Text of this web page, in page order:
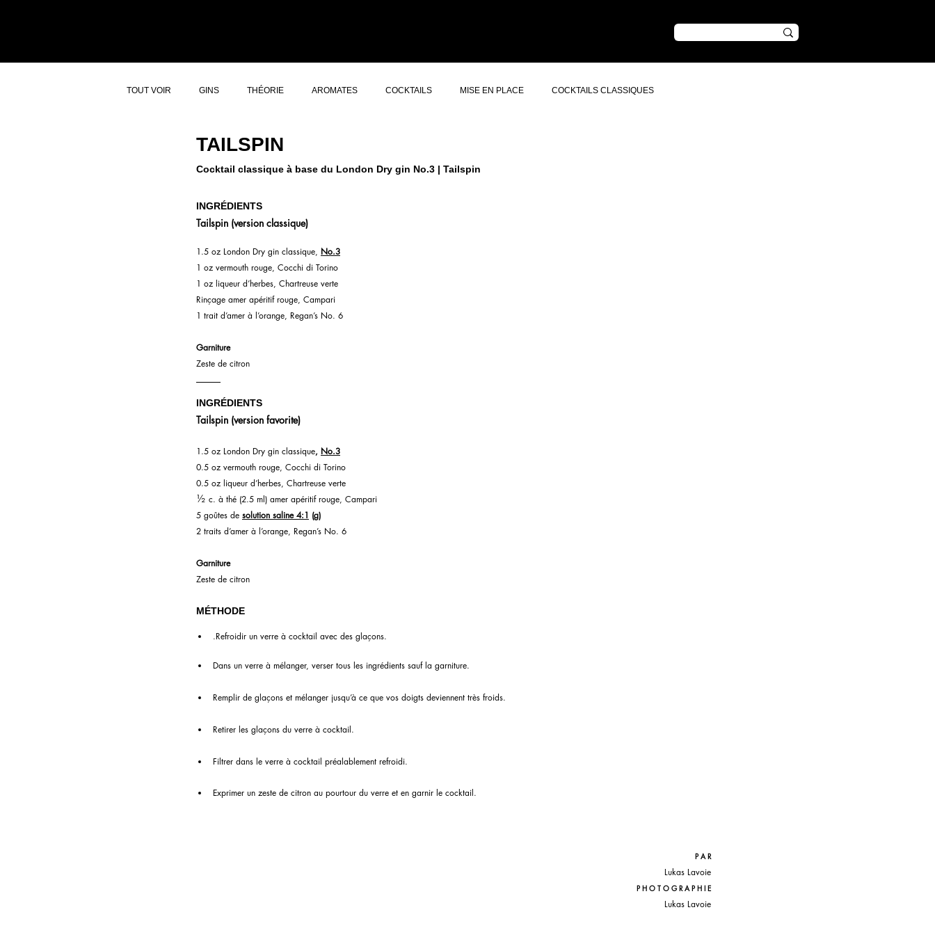
TOUT VOIR GINS THÉORIE AROMATES COCKTAILS MISE EN PLACE COCKTAILS CLASSIQUES
TAILSPIN
Cocktail classique à base du London Dry gin No.3 | Tailspin
INGRÉDIENTS
Tailspin (version classique)
1.5 oz London Dry gin classique, No.3
1 oz vermouth rouge, Cocchi di Torino
1 oz liqueur d’herbes, Chartreuse verte
Rinçage amer apéritif rouge, Campari
1 trait d’amer à l’orange, Regan’s No. 6
Garniture
Zeste de citron
INGRÉDIENTS
Tailspin (version favorite)
1.5 oz London Dry gin classique, No.3
0.5 oz vermouth rouge, Cocchi di Torino
0.5 oz liqueur d’herbes, Chartreuse verte
½ c. à thé (2.5 ml) amer apéritif rouge, Campari
5 goûtes de solution saline 4:1 (g)
2 traits d’amer à l’orange, Regan’s No. 6
Garniture
Zeste de citron
MÉTHODE
.Refroidir un verre à cocktail avec des glaçons.
Dans un verre à mélanger, verser tous les ingrédients sauf la garniture.
Remplir de glaçons et mélanger jusqu’à ce que vos doigts deviennent très froids.
Retirer les glaçons du verre à cocktail.
Filtrer dans le verre à cocktail préalablement refroidi.
Exprimer un zeste de citron au pourtour du verre et en garnir le cocktail.
P A R
Lukas Lavoie
P H O T O G R A P H I E
Lukas Lavoie